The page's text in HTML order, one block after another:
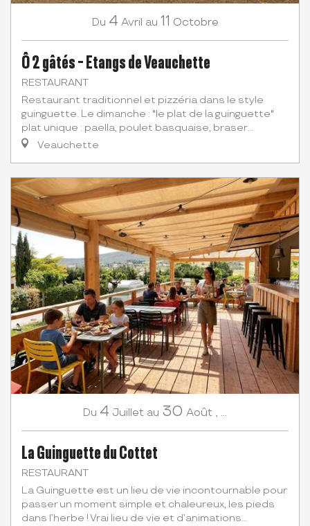
Du 4 Avril au 11 Octobre
Ô 2 gâtés - Etangs de Veauchette
RESTAURANT
Restaurant traditionnel et pizzéria dans le style
guinguette. Le dimanche : "le plat de la guinguette"
plat unique : paella, poulet basquaise, braser...
Veauchette
Du 4 Juillet au 30 Août , ...
La Guinguette du Cottet
RESTAURANT
La Guinguette est un lieu de vie incontournable pour
passer un moment simple et chaleureux, les pieds
dans l’herbe ! Vrai lieu de vie et d’animations...